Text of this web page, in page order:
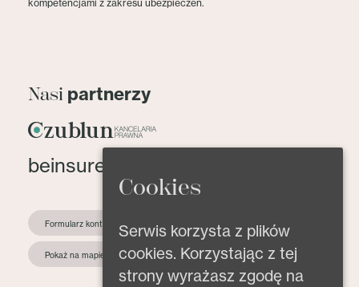
kompetencjami z zakresu ubezpieczeń.
Nasi partnerzy
beinsured@beinsured.pl
Formularz kontaktowy
Pokaż na mapie
Cookies
Serwis korzysta z plików
cookies. Korzystając z tej
strony wyrażasz zgodę na